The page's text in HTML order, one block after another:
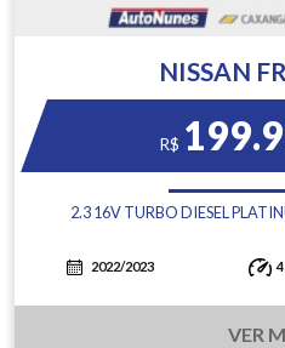
NISSAN
R$
2.3 16V TURBO DIESEL
2022/2023
VER